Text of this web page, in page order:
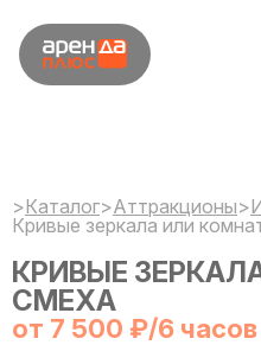
>Каталог>Аттракционы>
Кривые зеркала или
КРИВЫЕ
СМЕХА
от 7 500 ₽/6 часов